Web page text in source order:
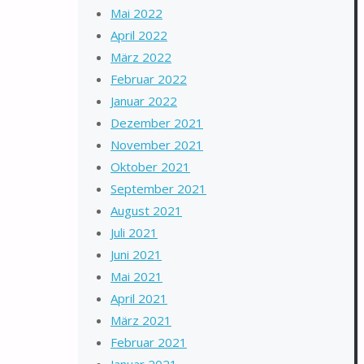
Mai 2022
April 2022
März 2022
Februar 2022
Januar 2022
Dezember 2021
November 2021
Oktober 2021
September 2021
August 2021
Juli 2021
Juni 2021
Mai 2021
April 2021
März 2021
Februar 2021